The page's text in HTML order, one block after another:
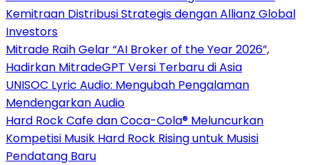
Kemitraan Distribusi Strategis dengan Allianz Global
Investors
Mitrade Raih Gelar “AI Broker of the Year 2026”,
Hadirkan MitradeGPT Versi Terbaru di Asia
UNISOC Lyric Audio: Mengubah Pengalaman
Mendengarkan Audio
Hard Rock Cafe dan Coca-Cola® Meluncurkan
Kompetisi Musik Hard Rock Rising untuk Musisi
Pendatang Baru